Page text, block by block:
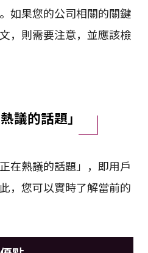
如果您的公司相關的關鍵
，則需要注意，並應該檢
議的話題」
在熱議的話題」，即用戶
，您可以實時了解當前的